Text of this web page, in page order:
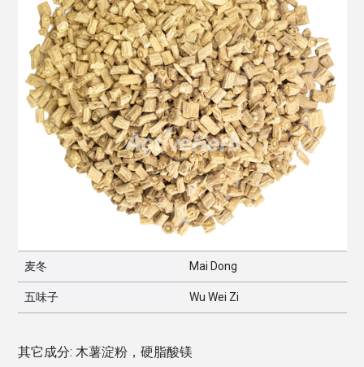
麦冬 Mai Dong
五味子 Wu Wei Zi
其它成分: 木薯淀粉，硬脂酸镁